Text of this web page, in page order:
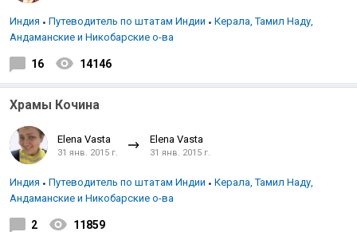
Индия Путеводитель по штатам Индии
Керала, Тамил Наду,
Андаманские и Никобарские о-ва
16 14146
Храмы Кочина
Elena Vasta
31 янв. 2015 г.
Elena Vasta
31 янв. 2015 г.
Индия Путеводитель по штатам Индии
Керала, Тамил Наду,
Андаманские и Никобарские о-ва
2 11859